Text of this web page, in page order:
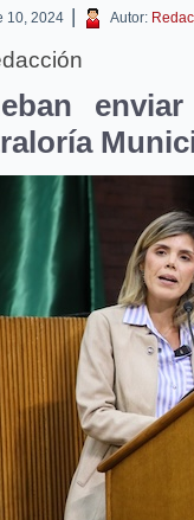
10, 2024 | Autor: